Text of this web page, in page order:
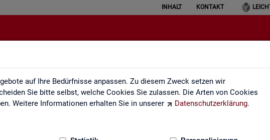
auf Ihre Bedürfnisse anpassen. Zu diesem Zweck setzen wir
Sie bitte selbst, welche Cookies Sie zulassen. Die Arten von Cookies
Weitere Informationen erhalten Sie in unserer
Datenschutzerklärung.
INHALT KONTAKT
und Zeichenerklärung